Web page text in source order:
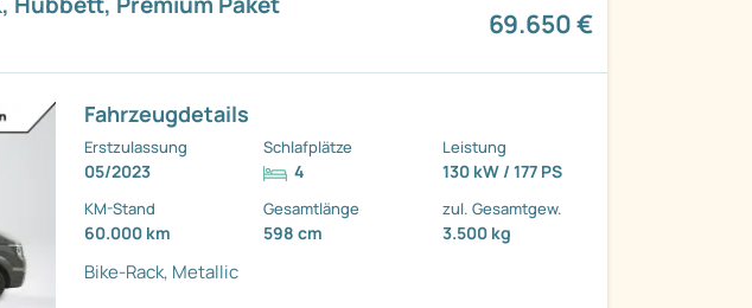
69.650 €
Fahrzeugdetails
Erstzulassung
05/2023
Schlafplätze
4
Leistung
130 kW / 177 PS
KM-Stand
60.000 km
Gesamtlänge
598 cm
zul. Gesamtgew.
3.500 kg
Bike-Rack, Metallic